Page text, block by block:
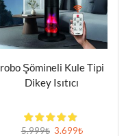
robo Şömineli Kule Tipi
Dikey Isıtıcı
5.999₺ 3.699₺